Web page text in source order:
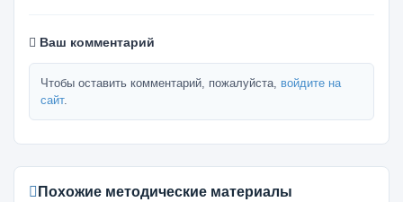
Ваш комментарий
Чтобы оставить комментарий, пожалуйста, войдите на
сайт.
Похожие методические материалы